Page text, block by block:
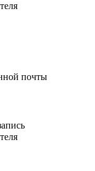
почты